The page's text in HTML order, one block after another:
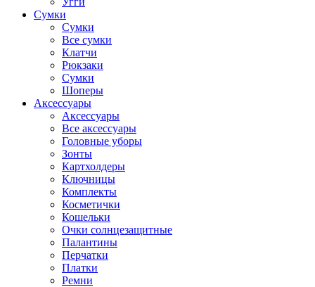
Сумки
Сумки
Все сумки
Клатчи
Рюкзаки
Сумки
Шоперы
Аксессуары
Аксессуары
Все аксессуары
Головные уборы
Зонты
Картхолдеры
Ключницы
Комплекты
Косметички
Кошельки
Очки солнцезащитные
Палантины
Перчатки
Платки
Ремни